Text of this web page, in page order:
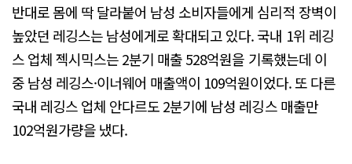
반대로 몸에 딱 달라붙어 남성 소비자들에게 심리적 장벽이
높았던 레깅스는 남성에게로 확대되고 있다. 국내 1위 레깅
스 업체 젝시믹스는 2분기 매출 528억원을 기록했는데 이
중 남성 레깅스·이너웨어 매출액이 109억원이었다. 또 다른
국내 레깅스 업체 안다르도 2분기에 남성 레깅스 매출만
102억원가량을 냈다.